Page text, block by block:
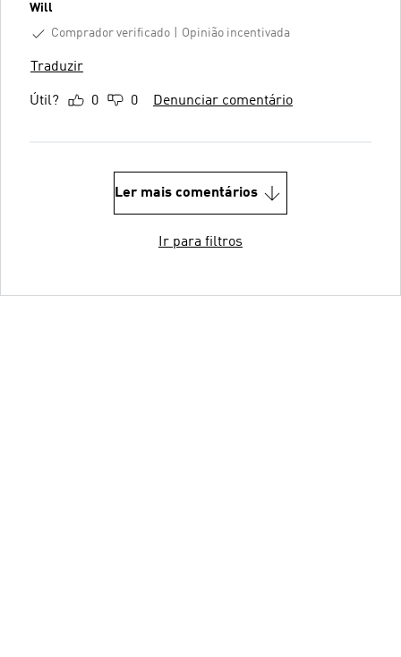
Will
Comprador verificado
Opinião incentivada
Traduzir
Útil? 0 0 Denunciar comentário
Ler mais comentários
Ir para filtros